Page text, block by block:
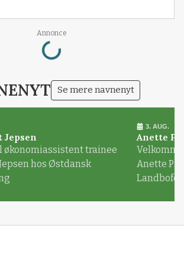
Annonce
Loading...
Se mere navnenyt
Jepsen
økonomiassistent trainee
hos Østdansk
3. AUG.
Anette
Anette